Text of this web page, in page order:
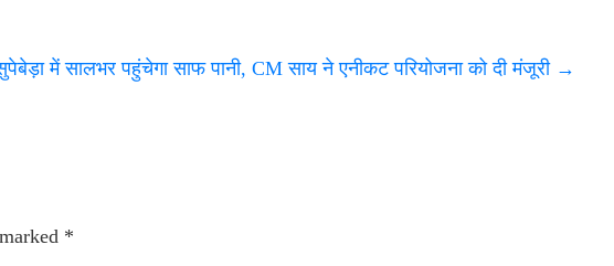
में सालभर पहुंचेगा साफ पानी, CM साय ने एनीकट परियोजना को दी मंजूरी →
*